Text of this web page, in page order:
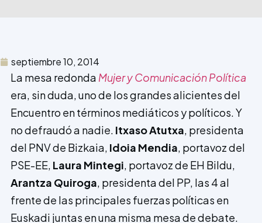
septiembre 10, 2014
La mesa redonda Mujer y Comunicación Política
era, sin duda, uno de los grandes alicientes del
Encuentro en términos mediáticos y políticos. Y
no defraudó a nadie. Itxaso Atutxa, presidenta
del PNV de Bizkaia, Idoia Mendia, portavoz del
PSE-EE, Laura Mintegi, portavoz de EH Bildu,
Arantza Quiroga, presidenta del PP, las 4 al
frente de las principales fuerzas políticas en
Euskadi juntas en una misma mesa de debate.